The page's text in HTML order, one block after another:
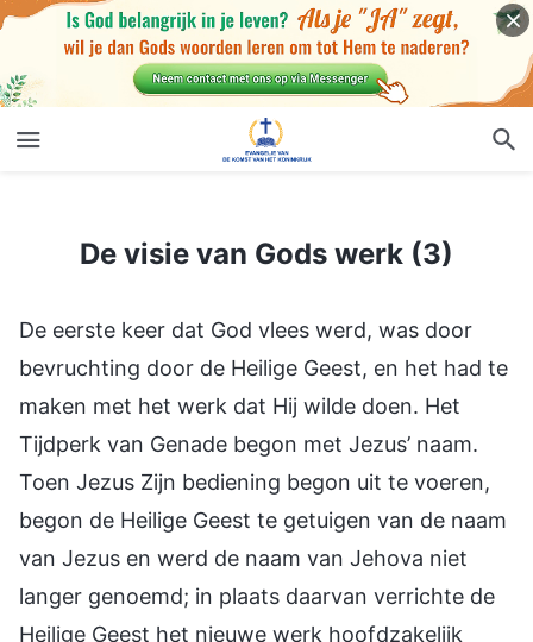
De visie van Gods werk (3)
De eerste keer dat God vlees werd, was door
bevruchting door de Heilige Geest, en het had te
maken met het werk dat Hij wilde doen. Het
Tijdperk van Genade begon met Jezus’ naam.
Toen Jezus Zijn bediening begon uit te voeren,
begon de Heilige Geest te getuigen van de naam
van Jezus en werd de naam van Jehova niet
langer genoemd; in plaats daarvan verrichte de
Heilige Geest het nieuwe werk hoofdzakelijk